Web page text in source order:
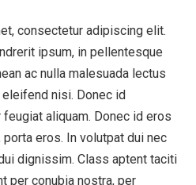
consectetur adipiscing elit.
ipsum, in pellentesque
ac nulla malesuada lectus
nisi. Donec id
aliquam. Donec id eros
eros. In volutpat dui nec
dignissim. Class aptent taciti
per conubia nostra, per